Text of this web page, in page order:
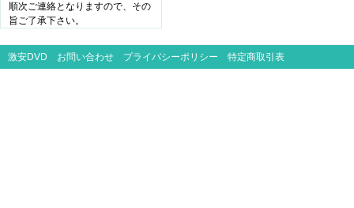
順次ご連絡となりますので、その
旨ご了承下さい。
激安DVD お問い合わせ プライバシーポリシー 特定商取引表